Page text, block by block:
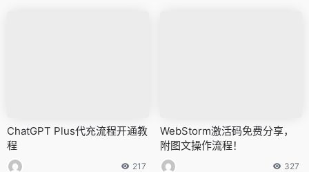
ChatGPT Plus代充流程开通教
程
217
WebStorm激活码免费分享，
附图文操作流程！
327